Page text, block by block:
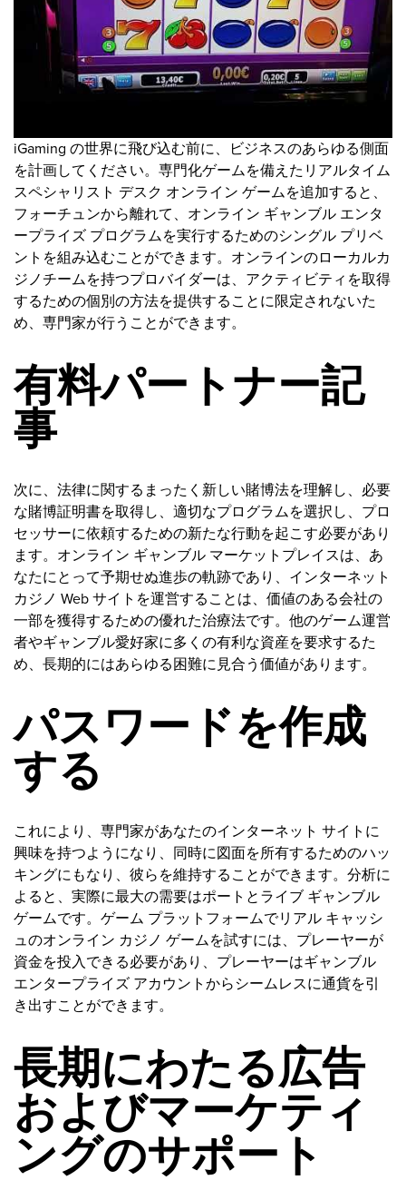
iGaming の世界に飛び込む前に、ビジネスのあらゆる側面
を計画してください。専門化ゲームを備えたリアルタイム
スペシャリスト デスク オンライン ゲームを追加すると、
フォーチュンから離れて、オンライン ギャンブル エンタ
ープライズ プログラムを実行するためのシングル プリベ
ントを組み込むことができます。オンラインのローカルカ
ジノチームを持つプロバイダーは、アクティビティを取得
するための個別の方法を提供することに限定されないた
め、専門家が行うことができます。
有料パートナー記
事
次に、法律に関するまったく新しい賭博法を理解し、必要
な賭博証明書を取得し、適切なプログラムを選択し、プロ
セッサーに依頼するための新たな行動を起こす必要があり
ます。オンライン ギャンブル マーケットプレイスは、あ
なたにとって予期せぬ進歩の軌跡であり、インターネット
カジノ Web サイトを運営することは、価値のある会社の
一部を獲得するための優れた治療法です。他のゲーム運営
者やギャンブル愛好家に多くの有利な資産を要求するた
め、長期的にはあらゆる困難に見合う価値があります。
パスワードを作成
する
これにより、専門家があなたのインターネット サイトに
興味を持つようになり、同時に図面を所有するためのハッ
キングにもなり、彼らを維持することができます。分析に
よると、実際に最大の需要はポートとライブ ギャンブル
ゲームです。ゲーム プラットフォームでリアル キャッシ
ュのオンライン カジノ ゲームを試すには、プレーヤーが
資金を投入できる必要があり、プレーヤーはギャンブル
エンタープライズ アカウントからシームレスに通貨を引
き出すことができます。
長期にわたる広告
およびマーケティ
ングのサポート